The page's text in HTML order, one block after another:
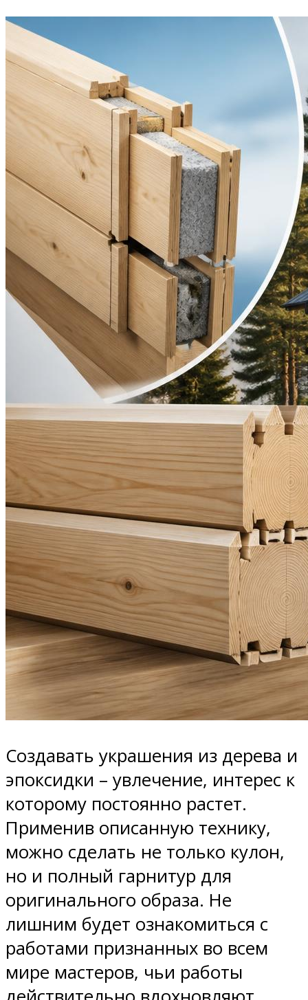
Создавать украшения из дерева и
эпоксидки – увлечение, интерес к
которому постоянно растет.
Применив описанную технику,
можно сделать не только кулон,
но и полный гарнитур для
оригинального образа. Не
лишним будет ознакомиться с
работами признанных во всем
мире мастеров, чьи работы